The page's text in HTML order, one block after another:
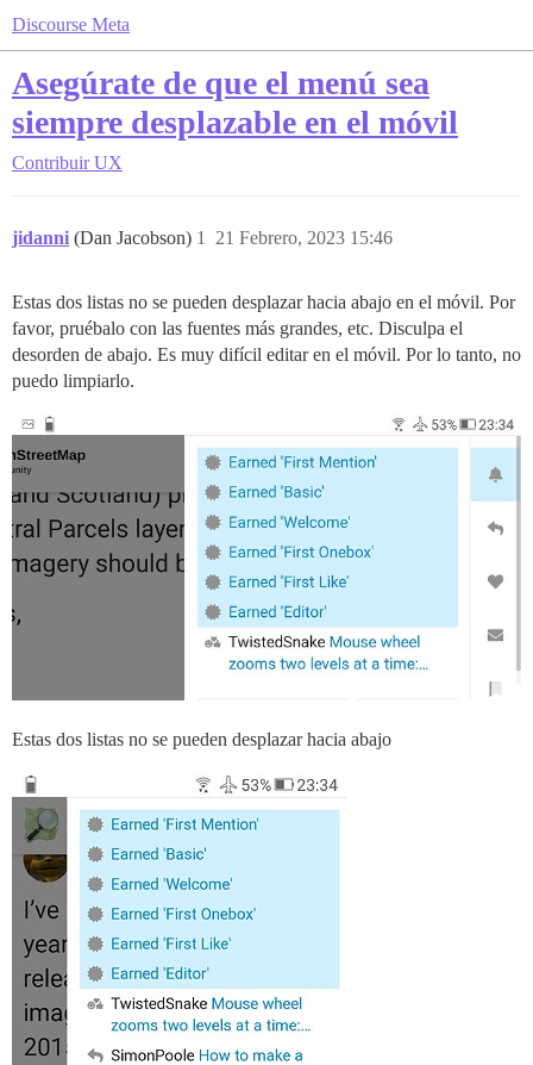
Discourse Meta
Asegúrate de que el menú sea
siempre desplazable en el móvil
Contribuir UX
jidanni (Dan Jacobson) 21 Febrero, 2023 15:46
1
Estas dos listas no se pueden desplazar hacia abajo en el móvil. Por
favor, pruébalo con las fuentes más grandes, etc. Disculpa el
desorden de abajo. Es muy difícil editar en el móvil. Por lo tanto, no
puedo limpiarlo.
Estas dos listas no se pueden desplazar hacia abajo